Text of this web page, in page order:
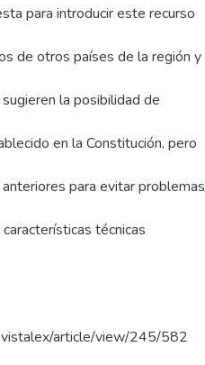
para introducir este recurso
de otros países de la región y
la posibilidad de
en la Constitución, pero
para evitar problemas
técnicas
article/view/245/582